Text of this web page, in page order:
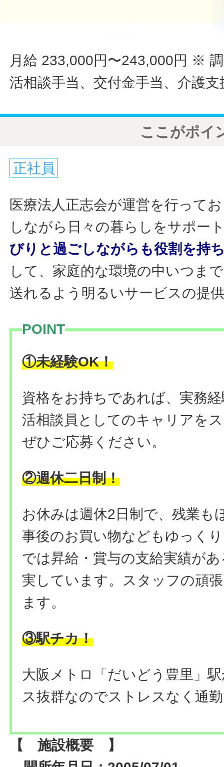
月給 233,000円〜243,000円 ※ 調
活相談手当、交付金手当、介護
ここがポイ
正社員
医療法人正志会が運営を行って
しながら日々の暮らしをサポー
びりと過ごしながらも役割を持
して、家庭的な環境の中いつま
送れるよう明るいサービスの提
POINT
①未経験OK！
資格をお持ちであれば、実務
活相談員としてのキャリアを
ぜひご応募ください。
②週休二日制！
お休みは週休2日制で、残業も
事後のお買い物などもゆっく
では昇給・賞与の支給実績が
実しています。スタッフの頑
ます。
③駅チカ！
大阪メトロ「だいどう豊里」
ス抜群なのでストレスなく通
【 施設概要 】